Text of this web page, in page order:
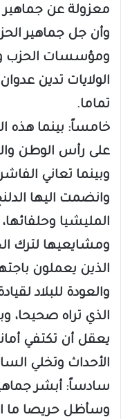
معزولة عن
وأن جل جماهير
ومؤسسات الحزب
الولايات تدين
تماما.
خامساً: بينما هذه
على رأس الوطن
وبينما تعاني
وانضمت اليها
المليشيا
ومشايعيها لترك
الذين يعملون
والعودة للبلاد
الذي تراه صحيحا،
يعقل أن تكتفي
الأحداث وتخلي
سادساً: أبشر
وسأظل حريصا ما